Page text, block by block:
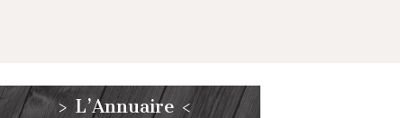
> L’Annuaire <